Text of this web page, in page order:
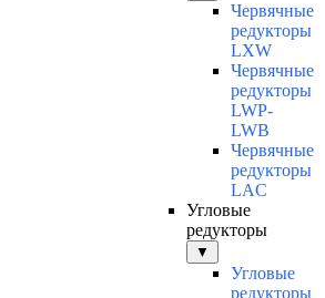
Червячные
редукторы
LXW
Червячные
редукторы
LWP-
LWB
Червячные
редукторы
LAC
Угловые
редукторы
▼
Угловые
редукторы